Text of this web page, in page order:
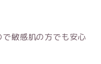
敏感肌の方でも安心